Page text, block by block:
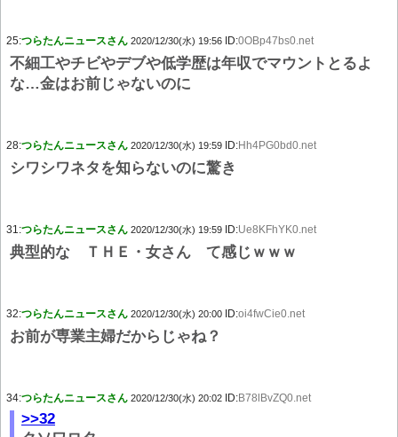
25:つらたんニュースさん 2020/12/30(水) 19:56 ID:0OBp47bs0.net
不細工やチビやデブや低学歴は年収でマウントとるよ
な…金はお前じゃないのに
28:つらたんニュースさん 2020/12/30(水) 19:59 ID:Hh4PG0bd0.net
シワシワネタを知らないのに驚き
31:つらたんニュースさん 2020/12/30(水) 19:59 ID:Ue8KFhYK0.net
典型的な ＴＨＥ・女さん て感じｗｗｗ
32:つらたんニュースさん 2020/12/30(水) 20:00 ID:oi4fwCie0.net
お前が専業主婦だからじゃね？
34:つらたんニュースさん 2020/12/30(水) 20:02 ID:B78lBvZQ0.net
>>32